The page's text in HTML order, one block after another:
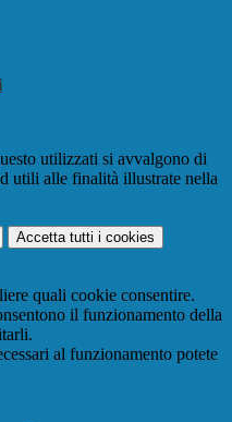
utilizzati si avvalgono di
utili alle finalità illustrate nella
Accetta tutti i cookies
quali cookie consentire.
il funzionamento della
al funzionamento potete